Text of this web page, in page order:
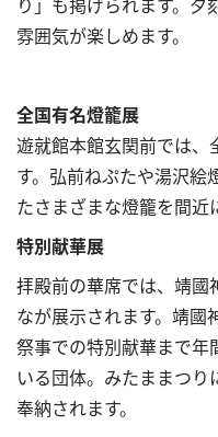
雰囲気が楽しめます。
全国有名燈籠展
遊就館本館玄関前では、
す。弘前ねぷたや湯沢絵
たさまざまな燈籠を間近
特別献華展
拝殿前の華席では、靖
なが展示されます。靖國
祭事での特別献華まで年
いる団体。みたままつ
奉納されます。